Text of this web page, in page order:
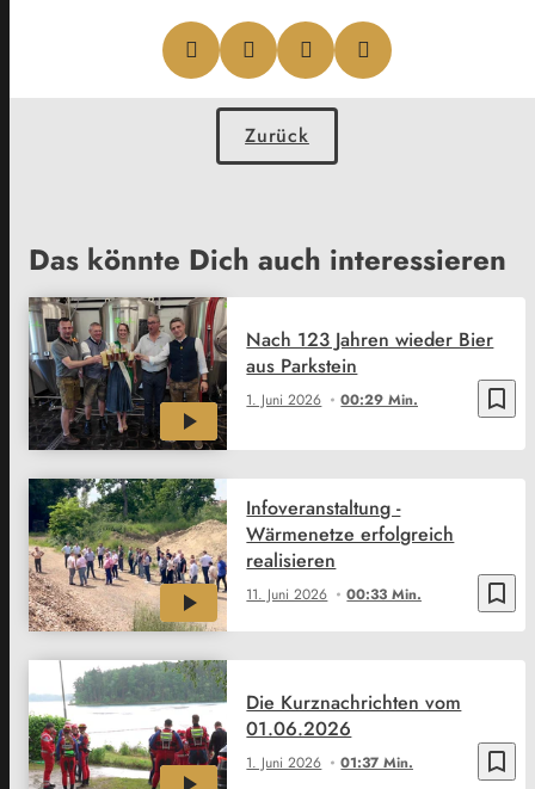
Zurück
Das könnte Dich auch interessieren
bookmark_border
1. Juni 2026 00:29 Min.
Nach 123 Jahren wieder Bier
aus Parkstein
bookmark_border
11. Juni 2026 00:33 Min.
Infoveranstaltung -
Wärmenetze erfolgreich
realisieren
bookmark_border
1. Juni 2026 01:37 Min.
Die Kurznachrichten vom
01.06.2026